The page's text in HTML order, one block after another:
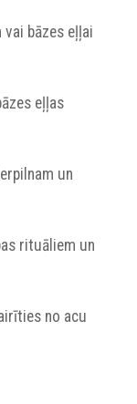
vai bāzes eļļai
eļļas
un
rituāliem un
no acu